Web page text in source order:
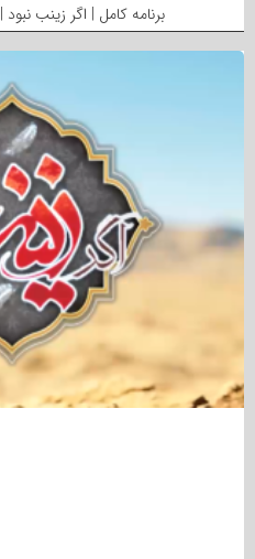
برنامه کامل | اگر زینب نبود | ۱۴۰۵.۵.۱۳| اربعین ۱۴۰۵